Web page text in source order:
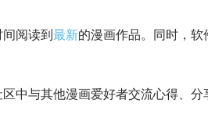
阅读到 最新的漫画作品。同时，软
中与其他漫画爱好者交流心得、分